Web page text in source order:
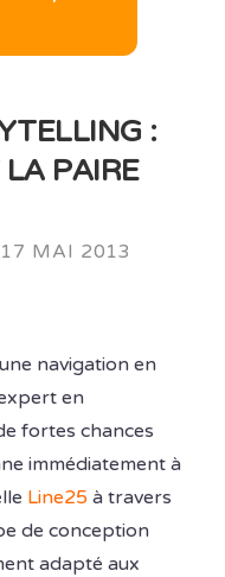
:
PAIRE
17 MAI 2013
navigation en
en
fortes chances
immédiatement à
Line25 à travers
de conception
adapté aux